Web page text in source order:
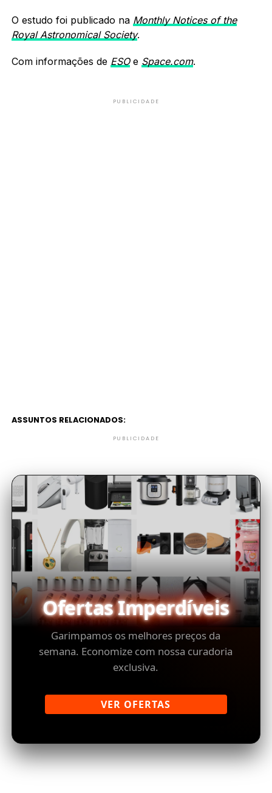
O estudo foi publicado na Monthly Notices of the
Royal Astronomical Society.
Com informações de ESOe Space.com.
PUBLICIDADE
ASSUNTOS RELACIONADOS:
PUBLICIDADE
Ofertas Imperdíveis
Garimpamos os melhores preços da
semana. Economize com nossa curadoria
exclusiva.
VER OFERTAS